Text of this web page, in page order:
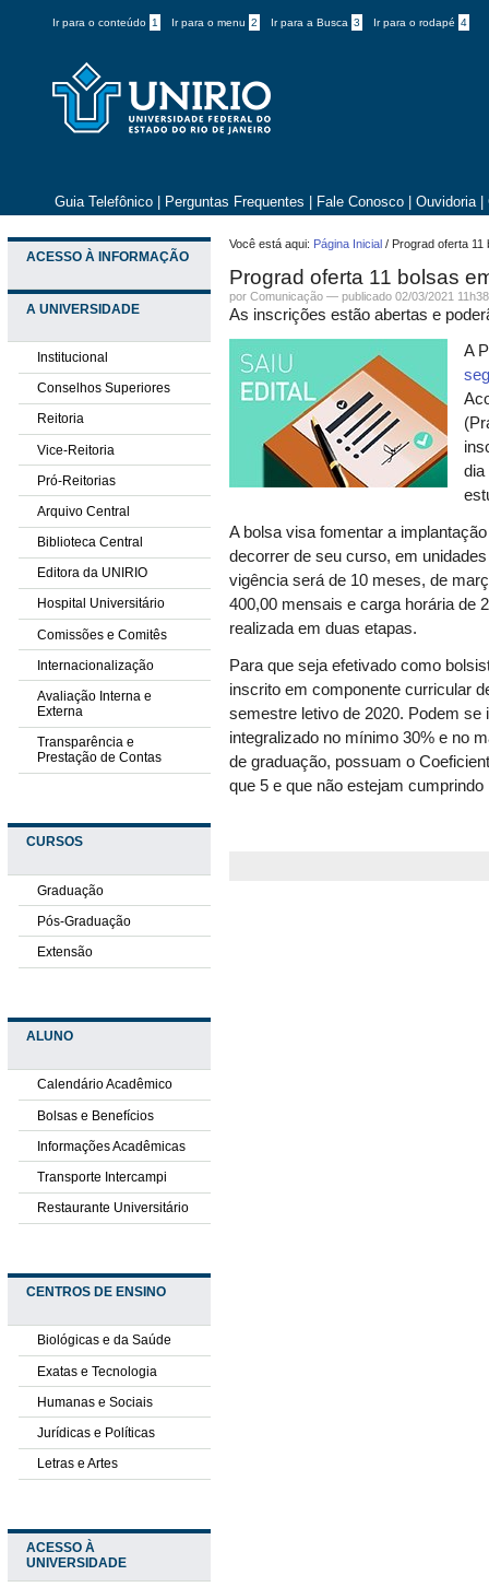
Ir para o conteúdo 1 Ir para o menu 2 Ir para a Busca 3 Ir para o rodapé 4
Guia Telefônico Perguntas Frequentes Fale Conosco Ouvidoria
ACESSO À INFORMAÇÃO
A UNIVERSIDADE
Institucional
Conselhos Superiores
Reitoria
Vice-Reitoria
Pró-Reitorias
Arquivo Central
Biblioteca Central
Editora da UNIRIO
Hospital Universitário
Comissões e Comitês
Internacionalização
Avaliação Interna e
Externa
Transparência e
Prestação de Contas
CURSOS
Graduação
Pós-Graduação
Extensão
ALUNO
Calendário Acadêmico
Bolsas e Benefícios
Informações Acadêmicas
Transporte Intercampi
Restaurante Universitário
CENTROS DE ENSINO
Biológicas e da Saúde
Exatas e Tecnologia
Humanas e Sociais
Jurídicas e Políticas
Letras e Artes
ACESSO À
UNIVERSIDADE
Você está aqui: Página Inicial / Prograd oferta 11
Prograd oferta 11 bolsas
porComunicação —publicado 02/03/2021
As inscrições estão abertas e
A
dia
A bolsa visa fomentar a
decorrer de seu curso, em
vigência será de 10 meses, de
400,00 mensais e carga horária de
realizada em duas etapas.
Para que seja efetivado como
inscrito em componente curricular
semestre letivo de 2020. Podem
integralizado no mínimo 30% e no
de graduação, possuam o
que 5 e que não estejam